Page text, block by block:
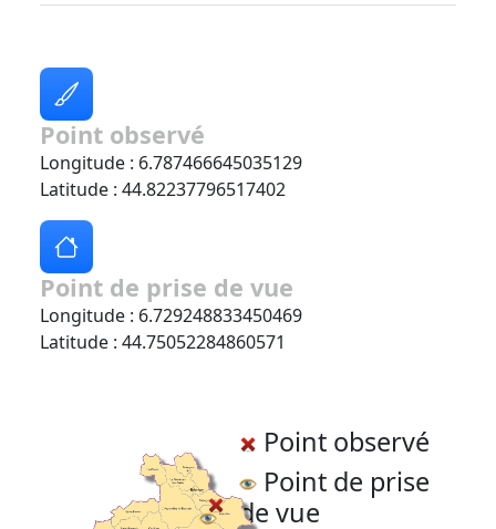
Point observé
Longitude : 6.787466645035129
Latitude : 44.82237796517402
Point de prise de vue
Longitude : 6.729248833450469
Latitude : 44.75052284860571
Point observé
Point de prise
de vue